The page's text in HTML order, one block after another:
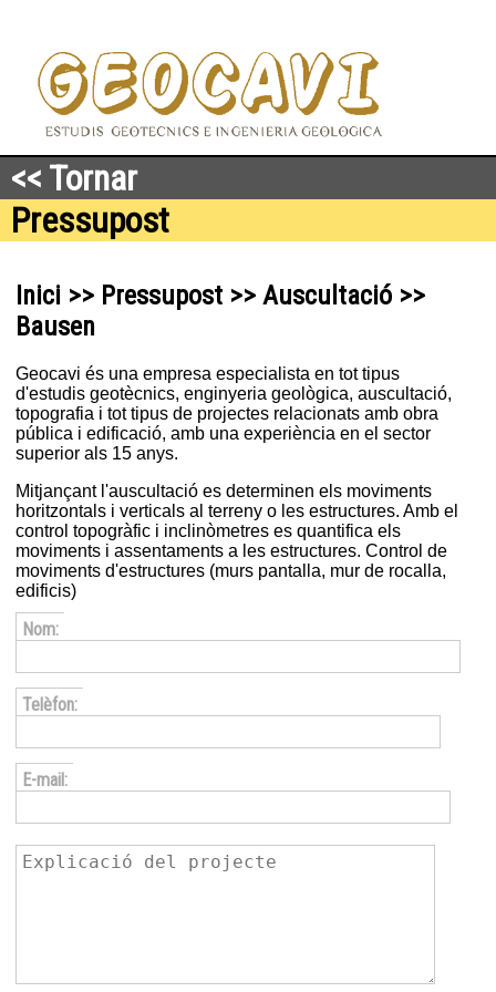
<< Tornar
Pressupost
Inici >> Pressupost >> Auscultació >>
Bausen
Geocavi és una empresa especialista en tot tipus
d'estudis geotècnics, enginyeria geològica, auscultació,
topografia i tot tipus de projectes relacionats amb obra
pública i edificació, amb una experiència en el sector
superior als 15 anys.
Mitjançant l'auscultació es determinen els moviments
horitzontals i verticals al terreny o les estructures. Amb el
control topogràfic i inclinòmetres es quantifica els
moviments i assentaments a les estructures. Control de
moviments d'estructures (murs pantalla, mur de rocalla,
edificis)
Nom:
Telèfon:
E-mail: